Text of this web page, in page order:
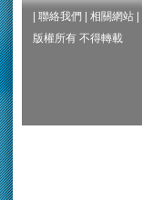
聯絡我們 相關網站
版權所有 不得轉載